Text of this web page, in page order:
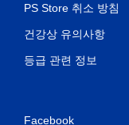
PS Store 취소 방침
건강상 유의사항
등급 관련 정보
Facebook